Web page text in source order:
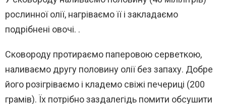
рослинної олії, нагріваємо її і закладаємо
подрібнені овочі. .
Сковороду протираємо паперовою серветкою,
наливаємо другу половину олії без запаху. Добре
його розігріваємо і кладемо свіжі печериці (200
грамів). Їх потрібно заздалегідь помити обсушити